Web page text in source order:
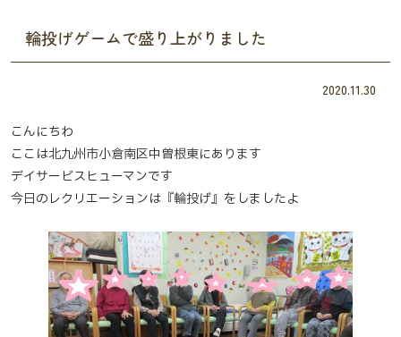
輪投げゲームで盛り上がりました
2020.11.30
こんにちわ
ここは北九州市小倉南区中曽根東にあります
デイサービスヒューマンです
今日のレクリエーションは『輪投げ』をしましたよ